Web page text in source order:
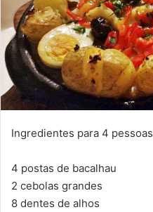
Ingredientes para 4 pessoas
4 postas de bacalhau
2 cebolas grandes
8 dentes de alhos